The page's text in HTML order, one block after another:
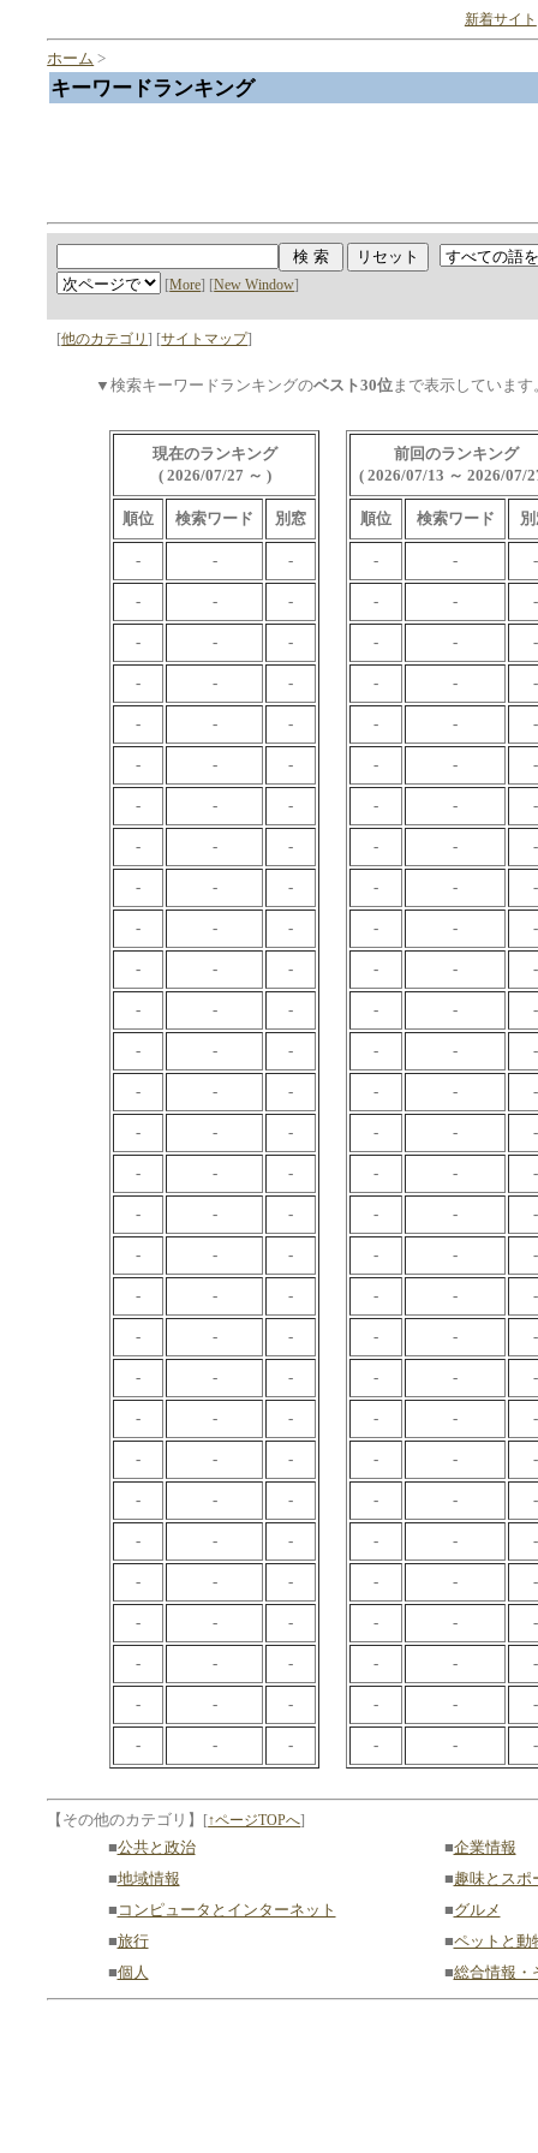
新着サイト
ホーム >
キーワードランキング
[More] [New Window]
[他のカテゴリ] [サイトマップ]
▼検索キーワードランキングのベスト30位 まで表示していま
現在のランキング
( 2026/07/27 ～ )
順位 検索ワード 別窓
- - -
- - -
- - -
- - -
- - -
- - -
- - -
- - -
- - -
- - -
- - -
- - -
- - -
- - -
- - -
- - -
- - -
- - -
- - -
- - -
- - -
- - -
- - -
- - -
- - -
- - -
- - -
- - -
- - -
- - -
前回のランキング
( 2026/07/13 ～ 2026/07/
順位 検索ワード
- - -
- - -
- - -
- - -
- - -
- - -
- - -
- - -
- - -
- - -
- - -
- - -
- - -
- - -
- - -
- - -
- - -
- - -
- - -
- - -
- - -
- - -
- - -
- - -
- - -
- - -
- - -
- - -
- - -
- - -
【その他のカテゴリ】 [↑ページTOPへ]
■公共と政治 ■企業情報
■地域情報 ■趣味とスポ
■ コンピュータとインターネット ■グルメ
■旅行 ■ペットと動
■個人 ■総合情報・